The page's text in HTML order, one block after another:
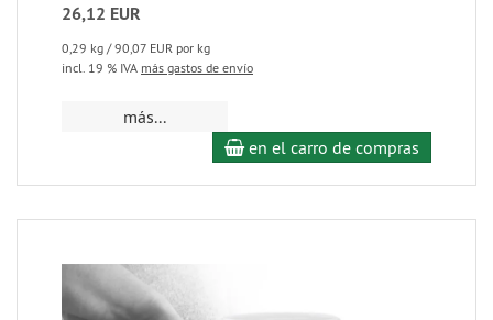
26,12 EUR
0,29 kg / 90,07 EUR por kg
incl. 19 % IVA más gastos de envío
más...
en el carro de compras